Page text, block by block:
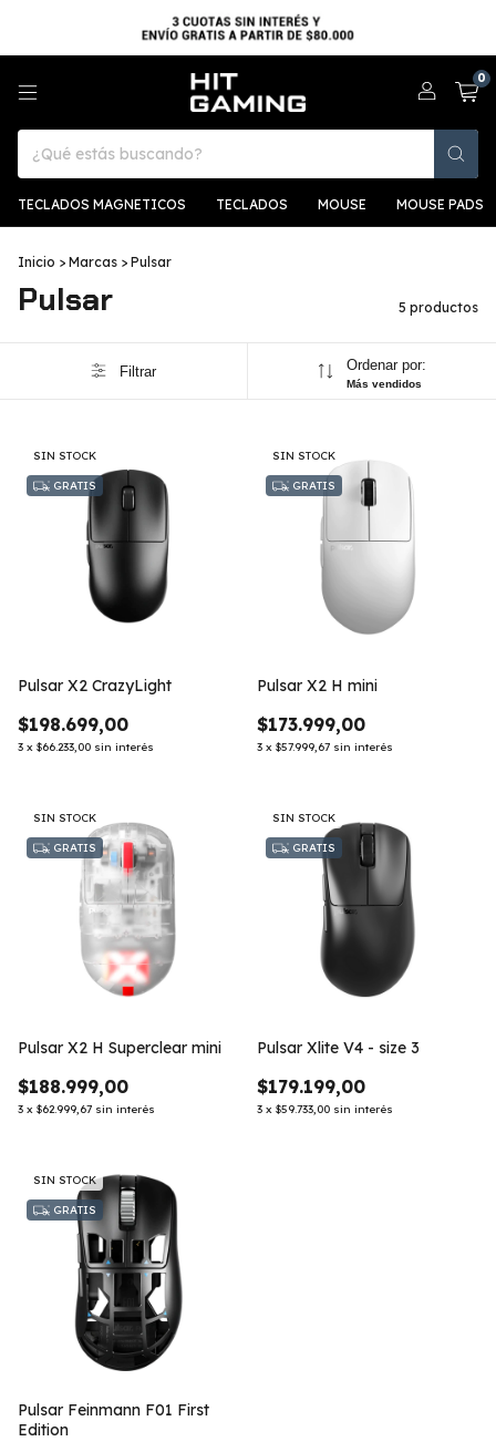
0
TECLADOS MAGNETICOS TECLADOS MOUSE MOUSE PADS
Inicio > Marcas > Pulsar
Pulsar 5 productos
Filtrar Ordenar por:
Más vendidos
SIN STOCK
GRATIS
Pulsar X2 CrazyLight
$198.699,00
3 x $66.233,00 sin interés
SIN STOCK
GRATIS
Pulsar X2 H mini
$173.999,00
3 x $57.999,67 sin interés
SIN STOCK
GRATIS
Pulsar X2 H Superclear mini
$188.999,00
3 x $62.999,67 sin interés
SIN STOCK
GRATIS
Pulsar Xlite V4 - size 3
$179.199,00
3 x $59.733,00 sin interés
SIN STOCK
GRATIS
Pulsar Feinmann F01 First
Edition